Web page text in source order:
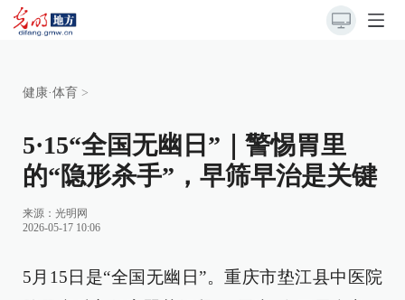
健康·体育 >
5·15“全国无幽日”｜警惕胃里
的“隐形杀手”，早筛早治是关键
来源： 光明网
2026-05-17 10:06
5月15日是“全国无幽日”。重庆市垫江县中医院